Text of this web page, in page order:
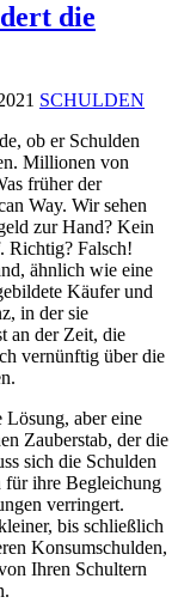
die
SCHULDEN
ob er Schulden
Millionen von
früher der
Way. Wir sehen
zur Hand? Kein
Richtig? Falsch!
ähnlich wie eine
Käufer und
in der sie
an der Zeit, die
vernünftig über die
aber eine
Zauberstab, der die
sich die Schulden
für ihre Begleichung
verringert.
bis schließlich
Konsumschulden,
Ihren Schultern